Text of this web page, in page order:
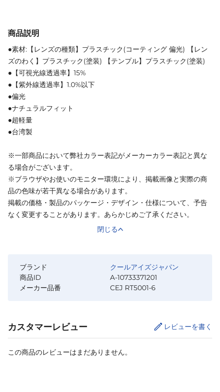
商品説明
●素材:【レンズの種類】プラスチック(コーティング 偏光) 【レン
ズのわく】プラスチック(塗装) 【テンプル】プラスチック(塗装)
●【可視光線透過率】15%
●【紫外線透過率】1.0%以下
●偏光
●ナチュラルフィット
●超軽量
●台湾製
※一部商品において弊社カラー表記がメーカーカラー表記と異な
る場合がございます。
※ブラウザやお使いのモニター環境により、掲載画像と実際の商
品の色味が若干異なる場合があります。
掲載の価格・製品のパッケージ・デザイン・仕様について、予告
なく変更することがあります。あらかじめご了承ください。
閉じる
ブランド
クールアイズジャパン
商品ID
A-10733371201
メーカー品番
CEJ RT5001-6
カスタマーレビュー レビューを書く
この商品のレビューはまだありません。